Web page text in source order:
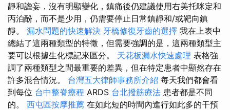
靜和譫妄，沒有明顯變化，鎮痛後仍建議使用右美托咪定和
丙泊酚，而不是少用，仍需要停止日常鎮靜和/或靶向鎮
靜。 漏水問題的快速解決 牙橋修復牙齒的選擇 我在上表中
總結了這兩種類型的特徵，但需要強調的是，這兩種類型主
要可以根據生化標記來區分。 天花板漏水快速處理 表格強
調了兩種類型之間最重要的差異，但在特定患者中顯然存在
許多混合情況。 台灣五大律師事務所介紹 每天我們都會看
到每位 台中整脊療程 ARDS 台北撥筋療法 患者都是不同
的。 西屯區按摩推薦 在如此短的時間內進行如此多的干預